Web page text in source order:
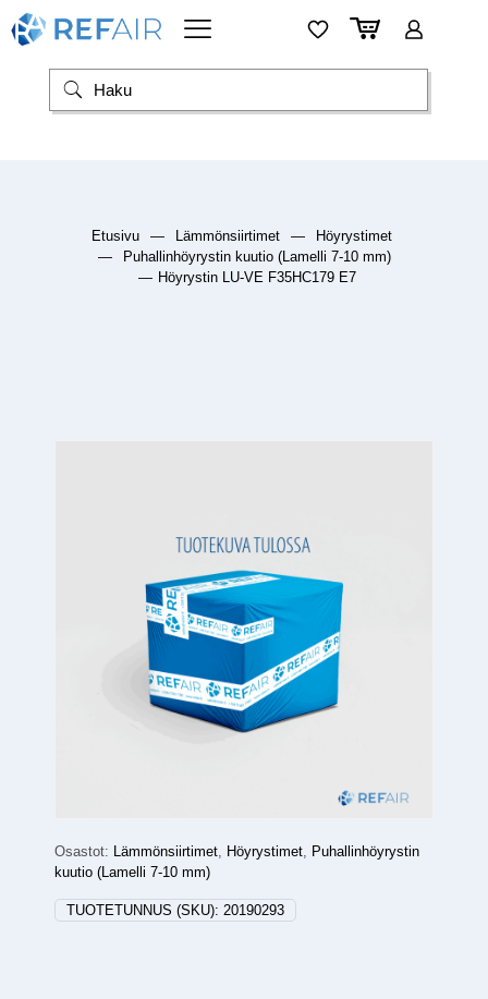
Etusivu — Lämmönsiirtimet —
Höyrystimet
—
Puhallinhöyrystin kuutio (Lamelli 7-10 mm)
— Höyrystin LU-VE F35HC179 E7
Osastot: Lämmönsiirtimet, Höyrystimet, Puhallinhöyrystin
kuutio (Lamelli 7-10 mm)
TUOTETUNNUS (SKU): 20190293